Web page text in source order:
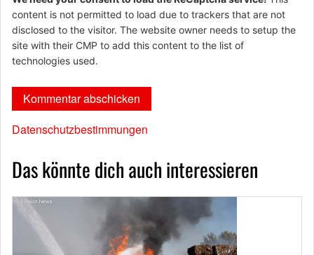
content is not permitted to load due to trackers that are not
disclosed to the visitor. The website owner needs to setup the
site with their CMP to add this content to the list of
technologies used.
Datenschutzbestimmungen
Das könnte dich auch interessieren